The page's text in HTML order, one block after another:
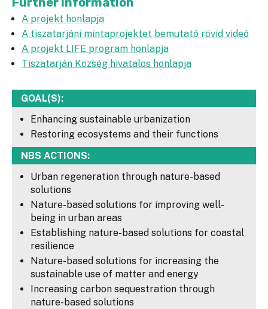
A projekt honlapja
A tiszatarjáni mintaprojektet bemutató rövid videó
A projekt LIFE program honlapja
Tiszatarján Község hivatalos honlapja
GOAL(S):
Enhancing sustainable urbanization
Restoring ecosystems and their functions
NBS ACTIONS:
Urban regeneration through nature-based
solutions
Nature-based solutions for improving well-
being in urban areas
Establishing nature-based solutions for coastal
resilience
Nature-based solutions for increasing the
sustainable use of matter and energy
Increasing carbon sequestration through
nature-based solutions